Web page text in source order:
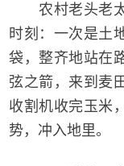
农村老头老太
时刻：一次是土
袋，整齐地站在
弦之箭，来到麦
收割机收完玉米
势，冲入地里。